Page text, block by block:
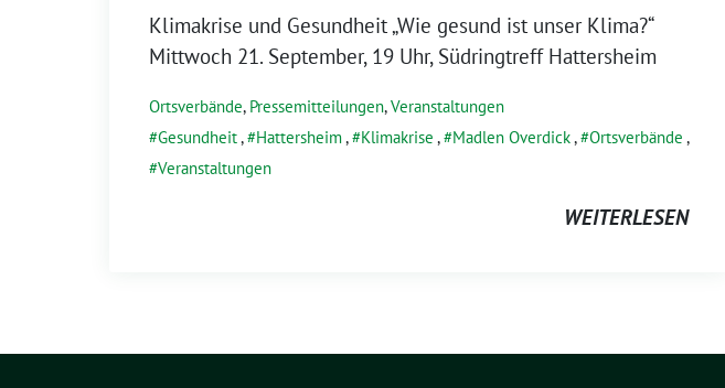
Klimakrise und Gesundheit „Wie gesund ist unser Klima?“
Mittwoch 21. September, 19 Uhr, Südringtreff Hattersheim
Ortsverbände, Pressemitteilungen,Veranstaltungen
Gesundheit, Hattersheim, Klimakrise , Madlen Overdick, Ortsverbände ,
Veranstaltungen
WEITERLESEN